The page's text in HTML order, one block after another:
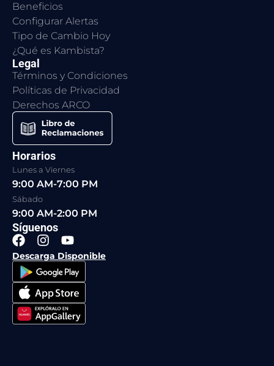
Beneficios
Configurar Alertas
Tipo de Cambio Hoy
¿Qué es Kambista?
Legal
Términos y Condiciones
Políticas de Privacidad
Derechos ARCO
Horarios
Lunes a Viernes
9:00 AM-7:00 PM
Sábado
9:00 AM-2:00 PM
Síguenos
F
a
c
e
b
o
o
k
I
n
s
t
a
g
r
a
Y
o
u
t
u
b
e
Descarga Disponible